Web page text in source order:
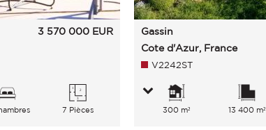
3 570 000 EUR
7 Pièces
Gassin
Cote d'Azur, France
V2242ST
300 m² 13 400 m²